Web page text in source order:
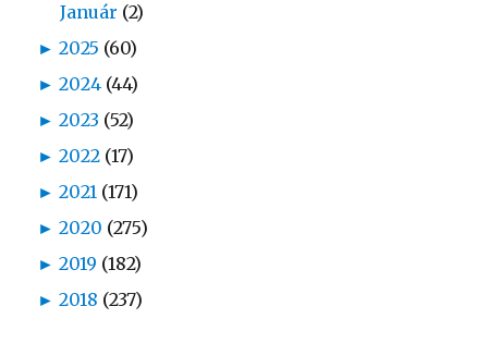
Január (2)
► 2025 (60)
► 2024 (44)
► 2023 (52)
► 2022 (17)
► 2021 (171)
► 2020 (275)
► 2019 (182)
► 2018 (237)